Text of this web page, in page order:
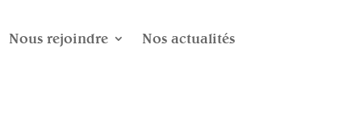
Nous rejoindre Nos actualités